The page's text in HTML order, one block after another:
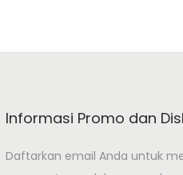
Informasi Promo dan
Daftarkan email Anda untuk